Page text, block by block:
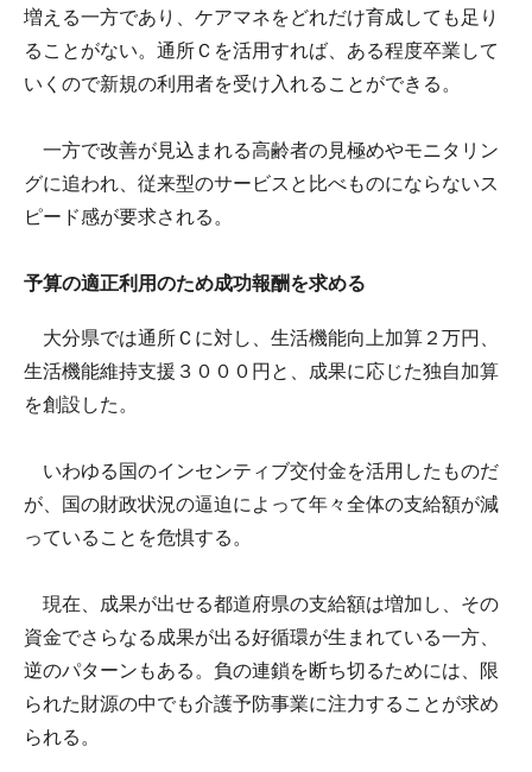
増える一方であり、ケアマネをどれだけ育成しても足り
ることがない。通所Ｃを活用すれば、ある程度卒業して
いくので新規の利用者を受け入れることができる。
一方で改善が見込まれる高齢者の見極めやモニタリン
グに追われ、従来型のサービスと比べものにならないス
ピード感が要求される。
予算の適正利用のため成功報酬を求める
大分県では通所Ｃに対し、生活機能向上加算２万円、
生活機能維持支援３０００円と、成果に応じた独自加算
を創設した。
いわゆる国のインセンティブ交付金を活用したものだ
が、国の財政状況の逼迫によって年々全体の支給額が減
っていることを危惧する。
現在、成果が出せる都道府県の支給額は増加し、その
資金でさらなる成果が出る好循環が生まれている一方、
逆のパターンもある。負の連鎖を断ち切るためには、限
られた財源の中でも介護予防事業に注力することが求め
られる。